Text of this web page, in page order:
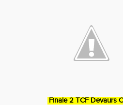
Finale 2 TCF Devaurs